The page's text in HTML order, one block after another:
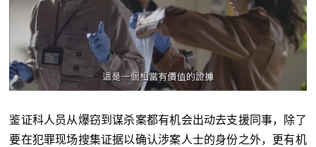
鉴证科人员从爆窃到谋杀案都有机会出动去支援同事，除了
要在犯罪现场搜集证据以确认涉案人士的身份之外，更有机